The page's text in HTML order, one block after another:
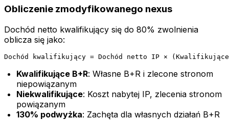
Obliczenie zmodyfikowanego nexus
Dochód netto kwalifikujący się do 80% zwolnienia
oblicza się jako:
Dochód kwalifikujący = Dochód netto IP × (Kwalifikujące
Kwalifikujące B+R: Własne B+R i zlecone stronom
niepowiązanym
Niekwalifikujące: Koszt nabytej IP, zlecenia stronom
powiązanym
130% podwyżka: Zachęta dla własnych działań B+R